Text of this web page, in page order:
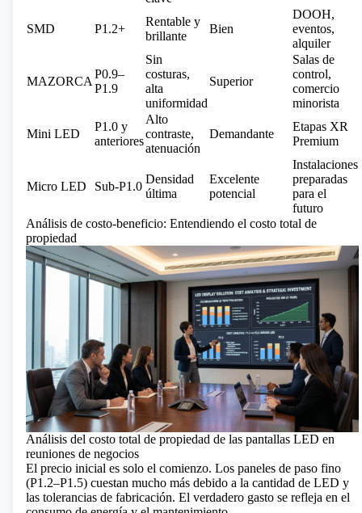
SMD P1.2+
Rentable y
brillante
Bien
DOOH,
eventos,
alquiler
MAZORCA
P0.9–
P1.9
Sin
costuras,
alta
uniformidad
Superior
Salas de
control,
comercio
minorista
Mini LED
P1.0 y
anteriores
Alto
contraste,
atenuación
Demandante
Etapas XR
Premium
Micro LED Sub-P1.0
Densidad
última
Excelente
potencial
Instalaciones
preparadas
para el
futuro
Análisis de costo-beneficio: Entendiendo el costo total de
propiedad
Análisis del costo total de propiedad de las pantallas LED en
reuniones de negocios
El precio inicial es solo el comienzo. Los paneles de paso fino
(P1.2–P1.5) cuestan mucho más debido a la cantidad de LED y
las tolerancias de fabricación. El verdadero gasto se refleja en el